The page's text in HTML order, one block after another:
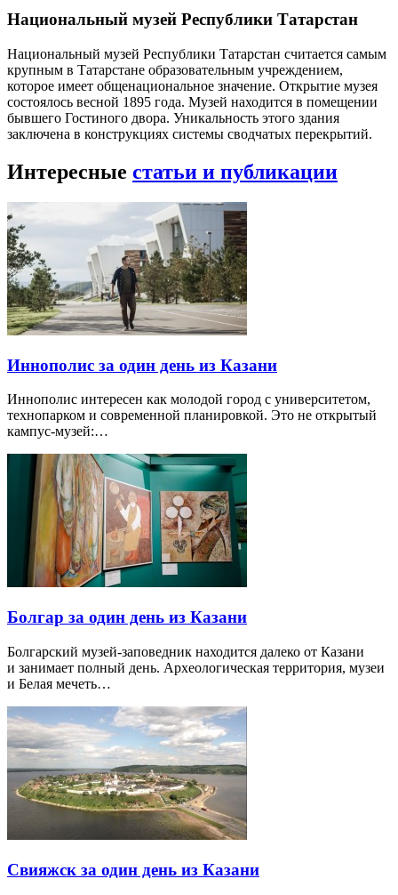
Национальный музей Республики Татарстан
Национальный музей Республики Татарстан считается самым
крупным в Татарстане образовательным учреждением,
которое имеет общенациональное значение. Открытие музея
состоялось весной 1895 года. Музей находится в помещении
бывшего Гостиного двора. Уникальность этого здания
заключена в конструкциях системы сводчатых перекрытий.
Интересные статьи и публикации
Иннополис за один день из Казани
Иннополис интересен как молодой город с университетом,
технопарком и современной планировкой. Это не открытый
кампус-музей:…
Болгар за один день из Казани
Болгарский музей-заповедник находится далеко от Казани
и занимает полный день. Археологическая территория, музеи
и Белая мечеть…
Свияжск за один день из Казани